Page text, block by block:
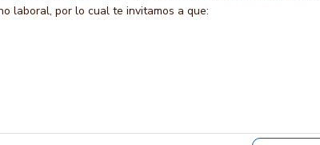
laboral, por lo cual te invitamos a que: